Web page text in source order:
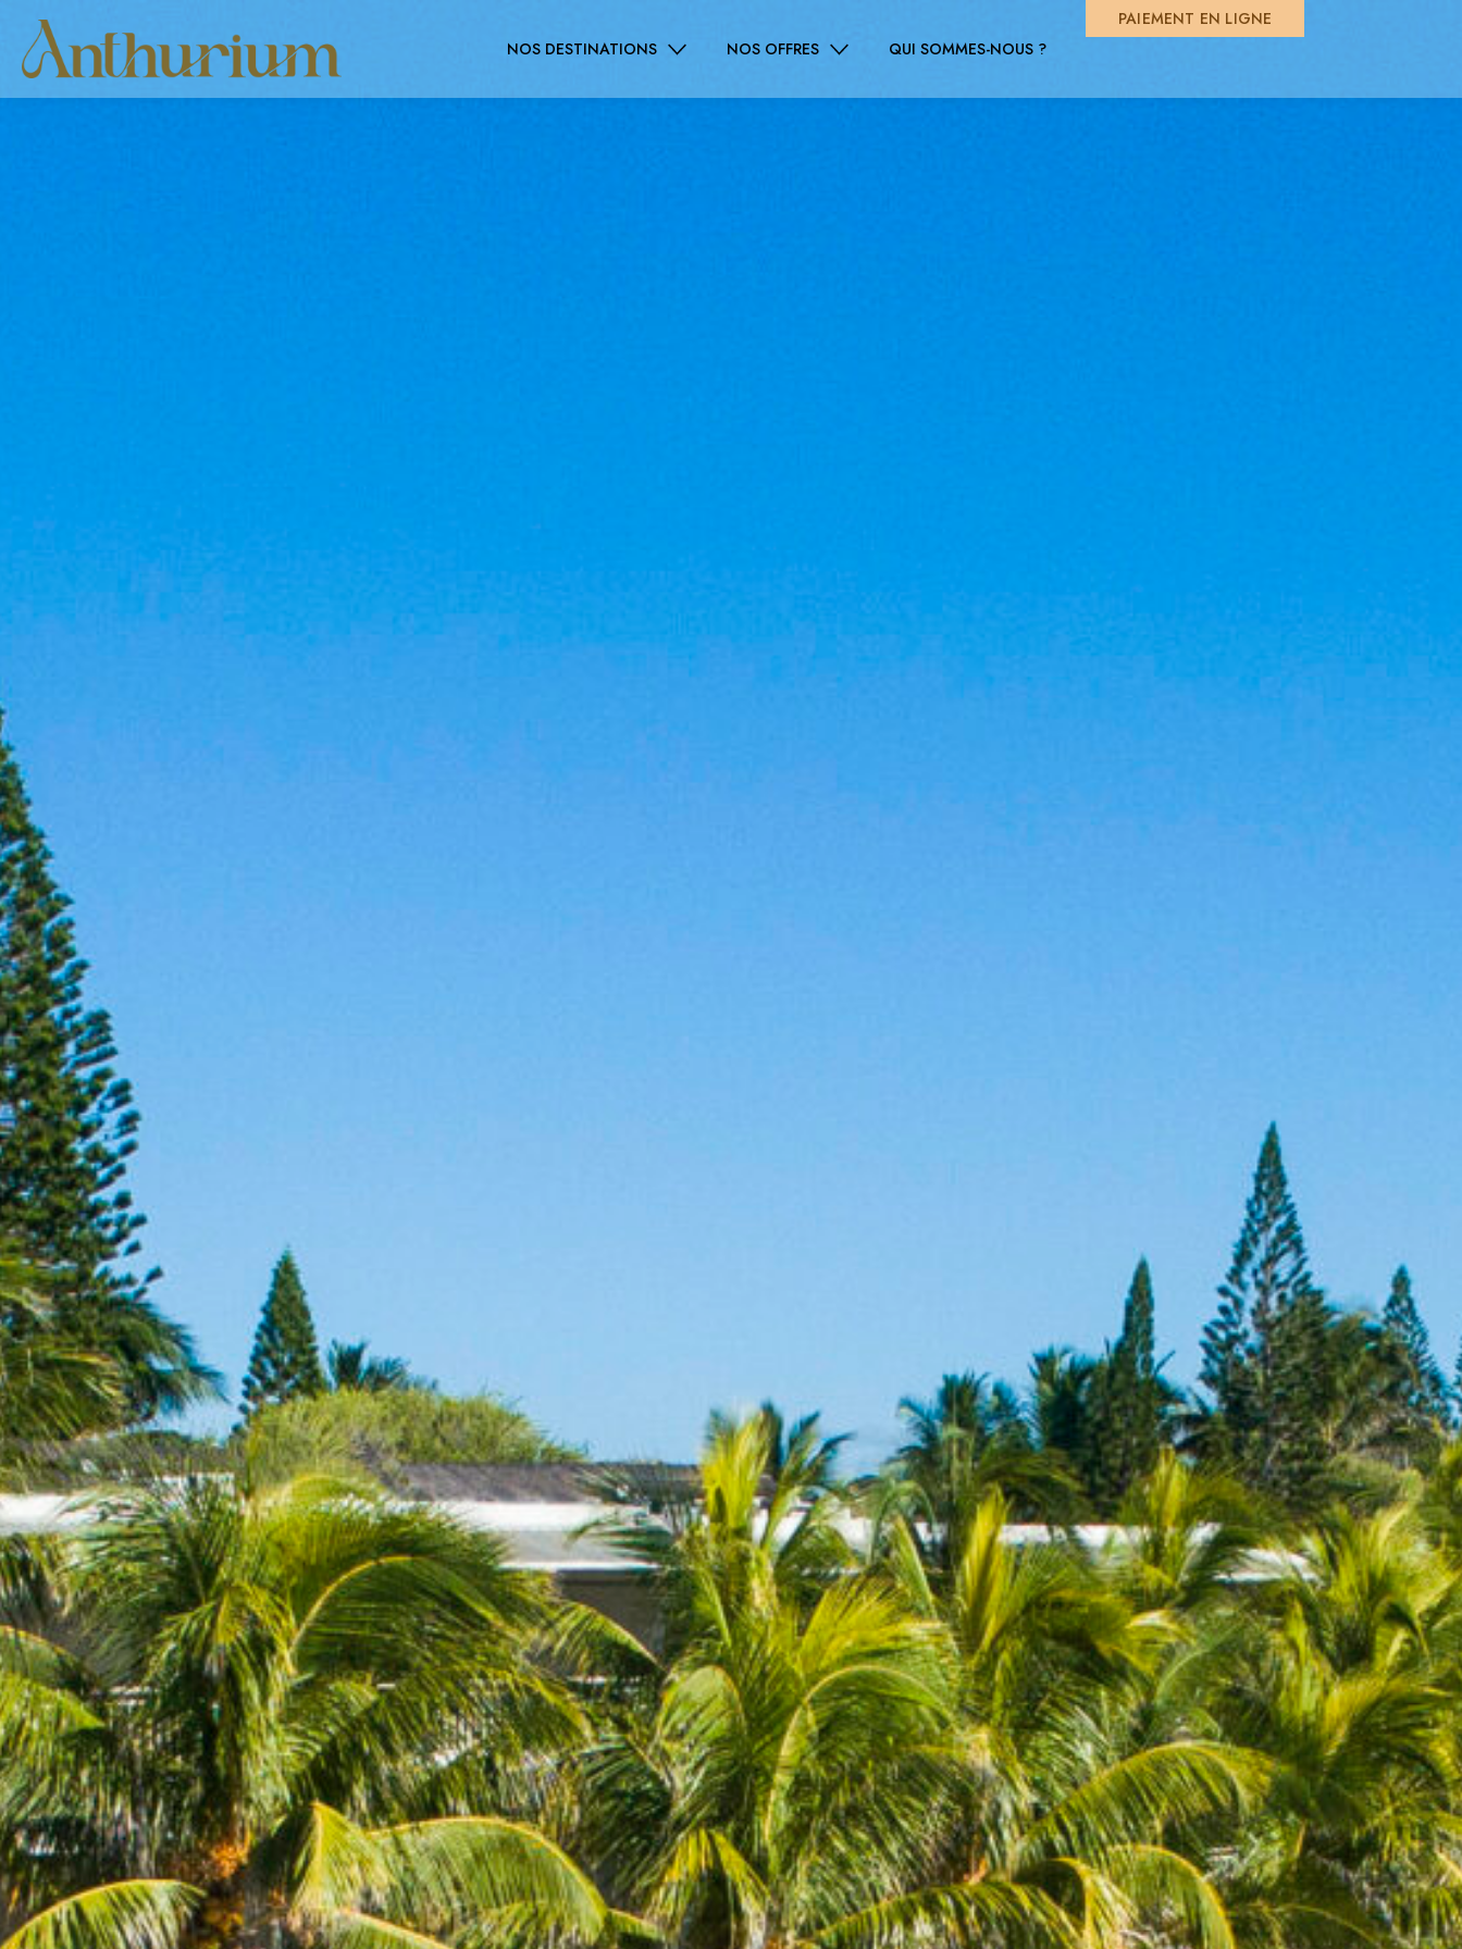
NOS DESTINATIONS NOS OFFRES QUI SOMMES-NOUS ?
PAIEMENT EN LIGNE